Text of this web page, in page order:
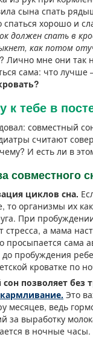
сына спать
спаться хорошо и
должен спать в
как потом
Лично мне они так
сама: что лучше
к тебе в
совместный
считают
И есть ли в
совместного
циклов сна.
то организмы их
При
стресса, а мама
просыпается сама
пробуждения
кроватке по
позволяет без
Это
месяцев, ведь
за выработку
в ночные часы.